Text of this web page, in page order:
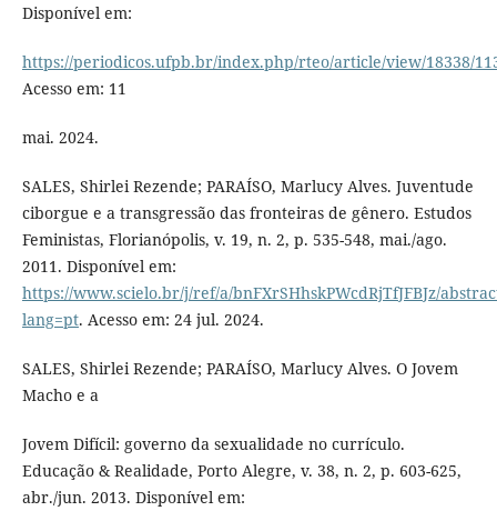
Disponível em:
https://periodicos.ufpb.br/index.php/rteo/article/view/18338/
Acesso em: 11
mai. 2024.
SALES, Shirlei Rezende; PARAÍSO, Marlucy Alves. Juventude
ciborgue e a transgressão das fronteiras de gênero. Estudos
Feministas, Florianópolis, v. 19, n. 2, p. 535-548, mai./ago.
2011. Disponível em:
https://www.scielo.br/j/ref/a/bnFXrSHhskPWcdRjTfJFBJz/
lang=pt. Acesso em: 24 jul. 2024.
SALES, Shirlei Rezende; PARAÍSO, Marlucy Alves. O Jovem
Macho e a
Jovem Difícil: governo da sexualidade no currículo.
Educação & Realidade, Porto Alegre, v. 38, n. 2, p. 603-625,
abr./jun. 2013. Disponível em: